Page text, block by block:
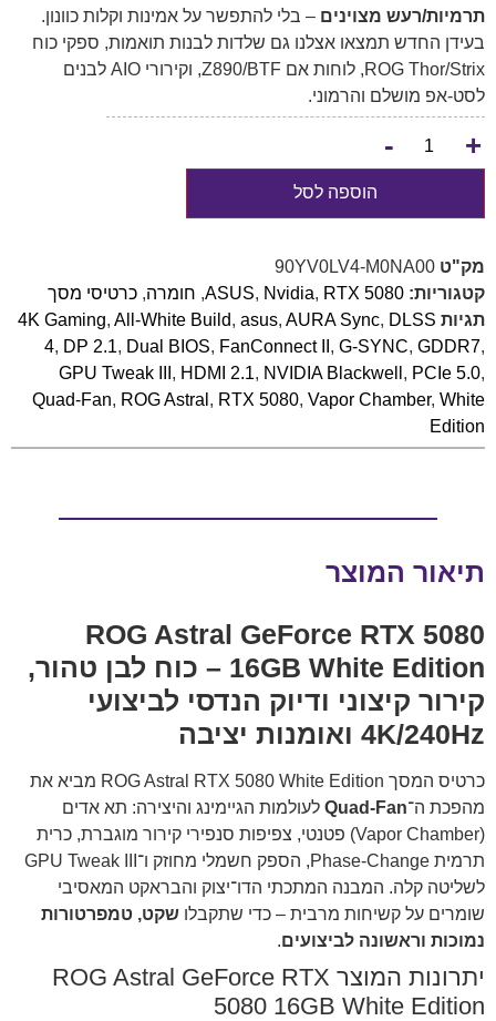
תרמיות/רעש מצוינים – בלי להתפשר על אמינות וקלות כוונון.
בעידן החדש תמצאו אצלנו גם שלדות לבנות תואמות, ספקי כוח
ROG Thor/Strix, לוחות אם Z890/BTF, וקירורי AIO לבנים
לסט-אפ מושלם והרמוני.
+
-
הוספה לסל
מק"ט 90YV0LV4-M0NA00
קטגוריות:
ASUS, Nvidia, RTX 5080
, חומרה, כרטיסי מסך
תגיות
4K Gaming, All-White Build, asus, AURA Sync, DLSS
4, DP 2.1, Dual BIOS, FanConnect II , G-SYNC, GDDR7,
GPU Tweak III , HDMI 2.1, NVIDIA Blackwell , PCIe 5.0,
Quad-Fan, ROG Astral , RTX 5080, Vapor Chamber, White
Edition
תיאור המוצר
ROG Astral GeForce RTX 5080
16GB White Edition – כוח לבן טהור,
קירור קיצוני ודיוק הנדסי לביצועי
4K/240Hz ואומנות יציבה
כרטיס המסך ROG Astral RTX 5080 White Edition מביא את
מהפכת ה־Quad-Fan לעולמות הגיימינג והיצירה: תא אדים
(Vapor Chamber) פטנטי, צפיפות סנפירי קירור מוגברת, כרית
תרמית Phase-Change, הספק חשמלי מחוזק ו־GPU Tweak III
לשליטה קלה. המבנה המתכתי הדו־יצוק והבראקט המאסיבי
שומרים על קשיחות מרבית – כדי שתקבלו שקט, טמפרטורות
נמוכות וראשונה לביצועים.
יתרונות המוצר ROG Astral GeForce RTX
5080 16GB White Edition